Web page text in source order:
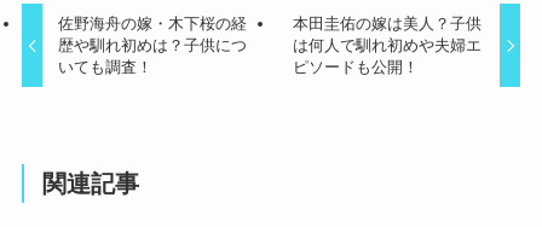
佐野海舟の嫁・木下桜の経
歴や馴れ初めは？子供につ
いても調査！
本田圭佑の嫁は美人？子供
は何人で馴れ初めや夫婦エ
ピソードも公開！
関連記事